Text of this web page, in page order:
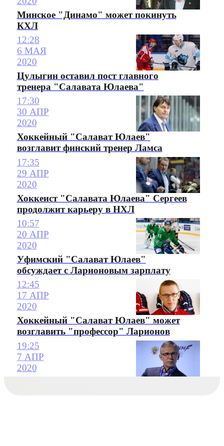
Минское "Динамо" может покинуть
КХЛ
12:28
6 МАЯ
2020
Цулыгин оставил пост главного
тренера "Салавата Юлаева"
17:30
30 АПР
2020
Хоккейный "Салават Юлаев"
возглавит финский тренер Ламса
17:35
29 АПР
2020
Хоккеист "Салавата Юлаева" Сергеев
продолжит карьеру в НХЛ
10:57
20 АПР
2020
Уфимский "Салават Юлаев"
обсуждает с Ларионовым зарплату
12:45
17 АПР
2020
Хоккейный "Салават Юлаев" может
возглавить "профессор" Ларионов
19:25
7 АПР
2020